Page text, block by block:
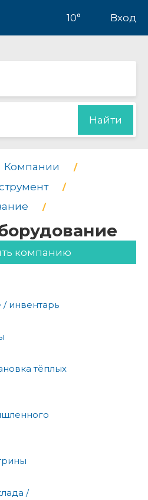
10° Вход
Найти
Компании
компанию
инвентарь
тёплых
/